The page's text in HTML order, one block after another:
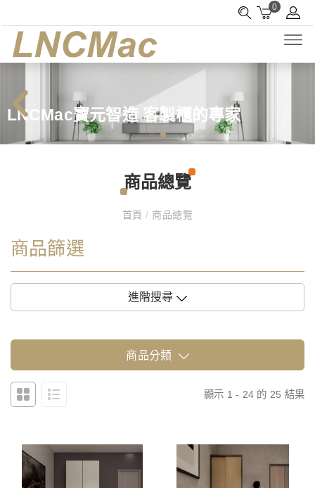
0
LNCMac寶元智造 客製櫃的專家
商品總覽
首頁/ 商品總覽
商品篩選
進階搜尋
商品分類
顯示 1 - 24 的 25 結果